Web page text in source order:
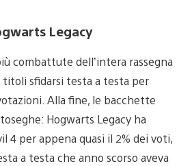
Legacy
combattute dell’intera rassegna
sfidarsi testa a testa per
Alla fine, le bacchette
Hogwarts Legacy ha
4 per appena quasi il 2% dei voti,
a testa che anno scorso aveva